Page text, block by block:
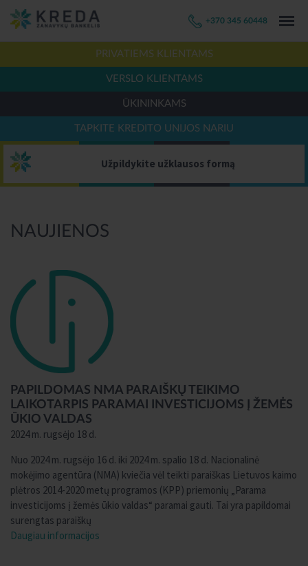
+370 345 60448
PRIVATIEMS KLIENTAMS
VERSLO KLIENTAMS
ŪKININKAMS
TAPKITE KREDITO UNIJOS NARIU
Užpildykite užklausos formą
NAUJIENOS
PAPILDOMAS NMA PARAIŠKŲ TEIKIMO
LAIKOTARPIS PARAMAI INVESTICIJOMS Į ŽEMĖS
ŪKIO VALDAS
2024 m. rugsėjo 18 d.
Nuo 2024 m. rugsėjo 16 d. iki 2024 m. spalio 18 d. Nacionalinė
mokėjimo agentūra (NMA) kviečia vėl teikti paraiškas Lietuvos kaimo
plėtros 2014-2020 metų programos (KPP) priemonių „Parama
investicijoms į žemės ūkio valdas“ paramai gauti. Tai yra papildomai
surengtas paraiškų
Daugiau informacijos